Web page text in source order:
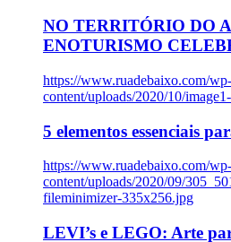
NO TERRITÓRIO DO
ENOTURISMO
https://www.ruadebaixo.com/wp-
content/uploads/2020/10/
5 elementos essenciais
https://www.ruadebaixo.com/wp-
content/uploads/2020/09/
fileminimizer-335x256.jpg
LEVI’s e LEGO: Arte